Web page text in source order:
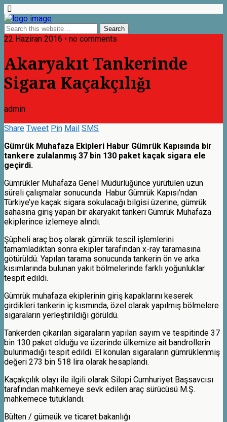
22 Haziran 2016 • no comments
Akaryakıt Tankerinde
Sigara Kaçakçılığı
admin
Share Tweet Pin Mail SMS
Gümrük Muhafaza Ekipleri Habur Gümrük Kapısında bir
tankere zulalanmış 37 bin 130 paket kaçak sigara ele
geçirdi.
Gümrükler Muhafaza Genel Müdürlüğünce yürütülen uzun
süreli çalışmalar sonucunda Habur Gümrük Kapısı’ndan
Türkiye’ye kaçak sigara sokulacağı bilgisi üzerine, gümrük
sahasına giriş yapan bir akaryakıt tankeri Gümrük Muhafaza
ekiplerince izlemeye alındı.
Şüpheli araç boş olarak gümrük tescil işlemlerini
tamamladıktan sonra ekipler tarafından x-ray taramasına
götürüldü. Yapılan tarama sonucunda tankerin ön ve arka
kısımlarında bulunan yakıt bölmelerinde farklı yoğunluklar
tespit edildi.
Gümrük muhafaza ekiplerinin giriş kapaklarını keserek
girdikleri tankerin iç kısmında, özel olarak yapılmış bölmelere
sigaraların yerleştirildiği görüldü.
Tankerden çıkarılan sigaraların yapılan sayım ve tespitinde 37
bin 130 paket olduğu ve üzerinde ülkemize ait bandrollerin
bulunmadığı tespit edildi. El konulan sigaraların gümrüklenmiş
değeri 273 bin 518 lira olarak hesaplandı.
Kaçakçılık olayı ile ilgili olarak Silopi Cumhuriyet Başsavcısı
tarafından mahkemeye sevk edilen araç sürücüsü M.Ş.
mahkemece tutuklandı.
Bülten / gümeük ve ticaret bakanlığı